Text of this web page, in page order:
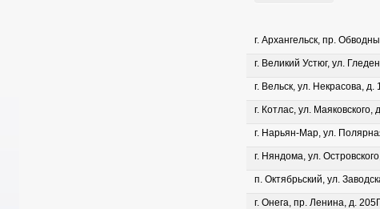
г. Архангельск, пр.
г. Великий Устюг, ул.
г. Вельск, ул. Некрасова, д.
г. Котлас, ул. Маяковского,
г. Нарьян-Мар, ул.
г. Няндома, ул.
п. Октябрьский, ул.
г. Онега, пр. Ленина, д.